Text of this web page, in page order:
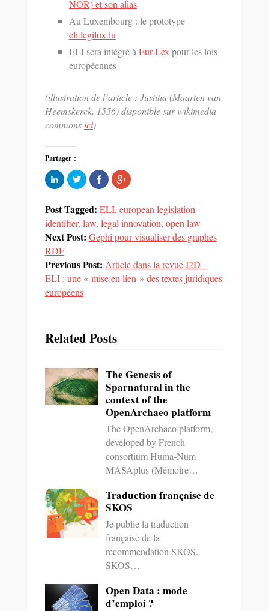
NOR) et son alias
Au Luxembourg : le prototype
eli.legilux.lu
ELI sera intégré à Eur-Lex pour les lois
européennes
(illustration de l’article : Justitia (Maarten van
Heemskerck, 1556) disponible sur wikimedia
commons ici)
Partager :
Cliquez
pour
partager
LinkedIn(ouvre
dans
une
nouvelle
fenêtre)
Partager
sur
Twitter(ouvre
une
nouvelle
fenêtre)
Partager
sur
Facebook(ouvre
une
nouvelle
fenêtre)
Cliquez
pour
Google+
(ouvre
dans
une
nouvelle
fenêtre)
Post Tagged: ELI, european legislation
identifier, law, legal innovation, open law
Next Post: Gephi pour visualiser des graphes
RDF
Previous Post: Article dans la revue I2D –
ELI : une « mise en lien » des textes juridiques
européens
Related Posts
The Genesis of
Sparnatural in the
context of the
OpenArchaeo platform
The OpenArchaeo platform,
developed by French
consortium Huma-Num
MASAplus (Mémoire…
Traduction française de
SKOS
Je publie la traduction
française de la
recommendation SKOS.
SKOS…
Open Data : mode
d’emploi ?